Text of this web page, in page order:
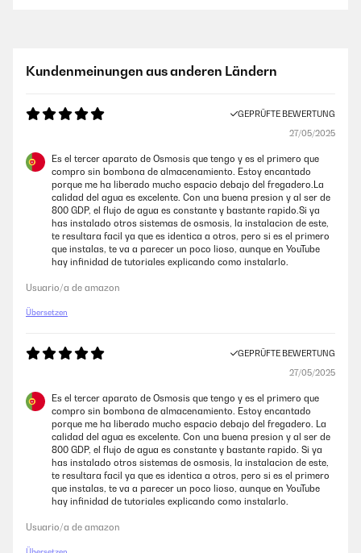
Sehr gute Filterung, aber kein Ersatzfilter im Lieferumfang enthalten
GEPRÜFTE BEWERTUNG
Ich bin begeistert von diesem Wasserfilter. Er ist leise, liefert schnell
saubergefiltertes Wasser und den Unterschied kann man
schmecken.Im Lieferumfang ist alles dabei, kein Gang zum Baumarkt
nötig, das mag ich.Info:Ich habe diesen Wasserfilter inzwischen über
ein Jahr in Benutzung und nie Probleme damit gehabt.Bei dem
Austausch des PCT Filters habe vermutlich ich einen Fehler gemacht
und nicht die Reihenfolge des Reset beachtet, trotzdem wurde mir
unproblematisch und kostenlos ein Ersatzgerät schnell geliefert. Das
nenne ich mehr als perfekten Kundenservice.Noch'n schönen Gruß von
GEPRÜFTE BEWERTUNG
Der Wasserfilter funktioniert einwandfrei und die Qualität des Wassers
ist spürbar verbessert. Die Lieferung war schnell und das Gerät war gut
verpackt. Der Verkäufer war sehr hilfsbereit und freundlich.Obwohl das
Gerät etwas laut ist, musste ich eine Schall- und Vibrationsisolierung
darunter anbringen. Ansonsten ist es sehr empfehlenswert für jeden,
der sauberes und frisches Wasser schätzt.
Amazon-Benutzer
Kundenmeinungen aus anderen Ländern
GEPRÜFTE BEWERTUNG
27/05/2025
Es el tercer aparato de Osmosis que tengo y es el primero que
compro sin bombona de almacenamiento. Estoy encantado
porque me ha liberado mucho espacio debajo del fregadero.La
calidad del agua es excelente. Con una buena presion y al ser de
800 GDP, el flujo de agua es constante y bastante rapido.Si ya
has instalado otros sistemas de osmosis, la instalacion de este,
te resultara facil ya que es identica a otros, pero si es el primero
que instalas, te va a parecer un poco lioso, aunque en YouTube
hay infinidad de tutoriales explicando como instalarlo.
Usuario/a de amazon
Übersetzen
GEPRÜFTE BEWERTUNG
27/05/2025
Es el tercer aparato de Osmosis que tengo y es el primero que
compro sin bombona de almacenamiento. Estoy encantado
porque me ha liberado mucho espacio debajo del fregadero. La
calidad del agua es excelente. Con una buena presion y al ser de
800 GDP, el flujo de agua es constante y bastante rapido. Si ya
has instalado otros sistemas de osmosis, la instalacion de este,
te resultara facil ya que es identica a otros, pero si es el primero
que instalas, te va a parecer un poco lioso, aunque en YouTube
hay infinidad de tutoriales explicando como instalarlo.
Usuario/a de amazon